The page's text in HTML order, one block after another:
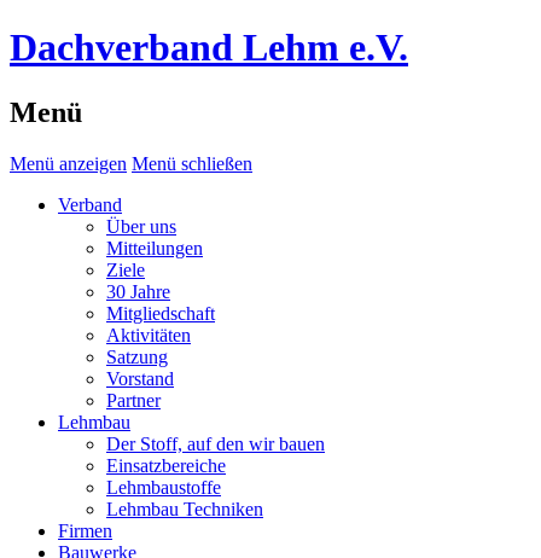
Dachverband Lehm e.V.
Menü
Menü anzeigen Menü schließen
Verband
Über uns
Mitteilungen
Ziele
30 Jahre
Mitgliedschaft
Aktivitäten
Satzung
Vorstand
Partner
Lehmbau
Der Stoff, auf den wir bauen
Einsatzbereiche
Lehmbaustoffe
Lehmbau Techniken
Firmen
Bauwerke